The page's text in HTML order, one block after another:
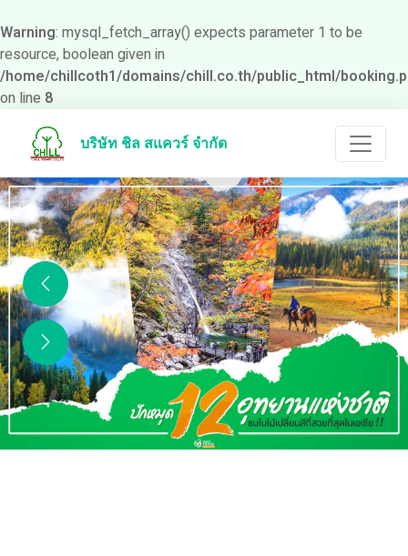
Warning: mysql_fetch_array() expects parameter 1 to be
resource, boolean given in
/home/chillcoth1/domains/chill.co.th/public_html/
on line 8
บริษัท ชิล สแควร์ จำกัด